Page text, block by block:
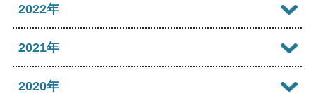
2026年04月
2026年03月
2026年02月
2025年08月
2025年07月
2024年10月
2024年08月
2023年12月
2023年10月
2022年
2022年12月
2021年
2021年12月
2020年